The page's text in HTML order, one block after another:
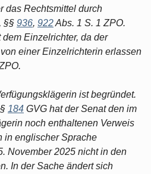
das Rechtsmittel durch
§§ 936, 922Abs. 1 S. 1 ZPO.
Einzelrichter, da der
einer Einzelrichterin erlassen
ist begründet.
184 GVG hat der Senat den im
noch enthaltenen Verweis
in englischer Sprache
November 2025 nicht in den
In der Sache ändert sich